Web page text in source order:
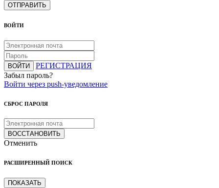
ОТПРАВИТЬ
ВОЙТИ
ВОЙТИ
РЕГИСТРАЦИЯ
Забыл пароль?
Войти через push-уведомление
СБРОС ПАРОЛЯ
ВОССТАНОВИТЬ
Отменить
РАСШИРЕННЫЙ ПОИСК
ПОКАЗАТЬ